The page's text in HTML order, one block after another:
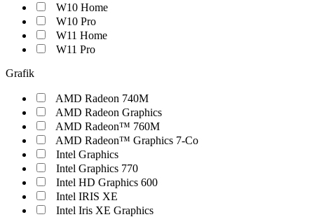
W10 Home
W10 Pro
W11 Home
W11 Pro
Grafik
AMD Radeon 740M
AMD Radeon Graphics
AMD Radeon™ 760M
AMD Radeon™ Graphics 7-Co
Intel Graphics
Intel Graphics 770
Intel HD Graphics 600
Intel IRIS XE
Intel Iris XE Graphics